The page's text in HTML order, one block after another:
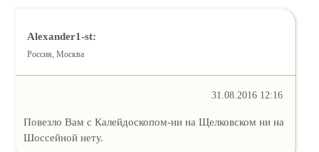
Alexander1-st:
Россия, Москва
31.08.2016 12:16
Повезло Вам с Калейдоскопом-ни на Щелковском ни на
Шоссейной нету.